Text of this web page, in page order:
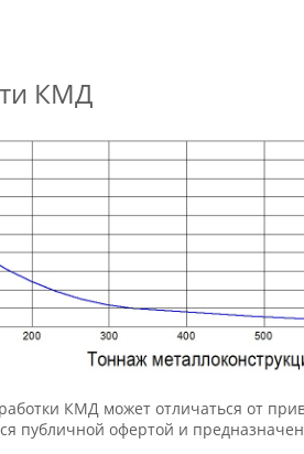
КМД
КМД может отличаться от
публичной офертой и